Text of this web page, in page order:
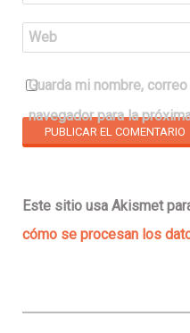
Web
Guarda mi nombre,
navegador para la
Este sitio usa Akismet
cómo se procesan los